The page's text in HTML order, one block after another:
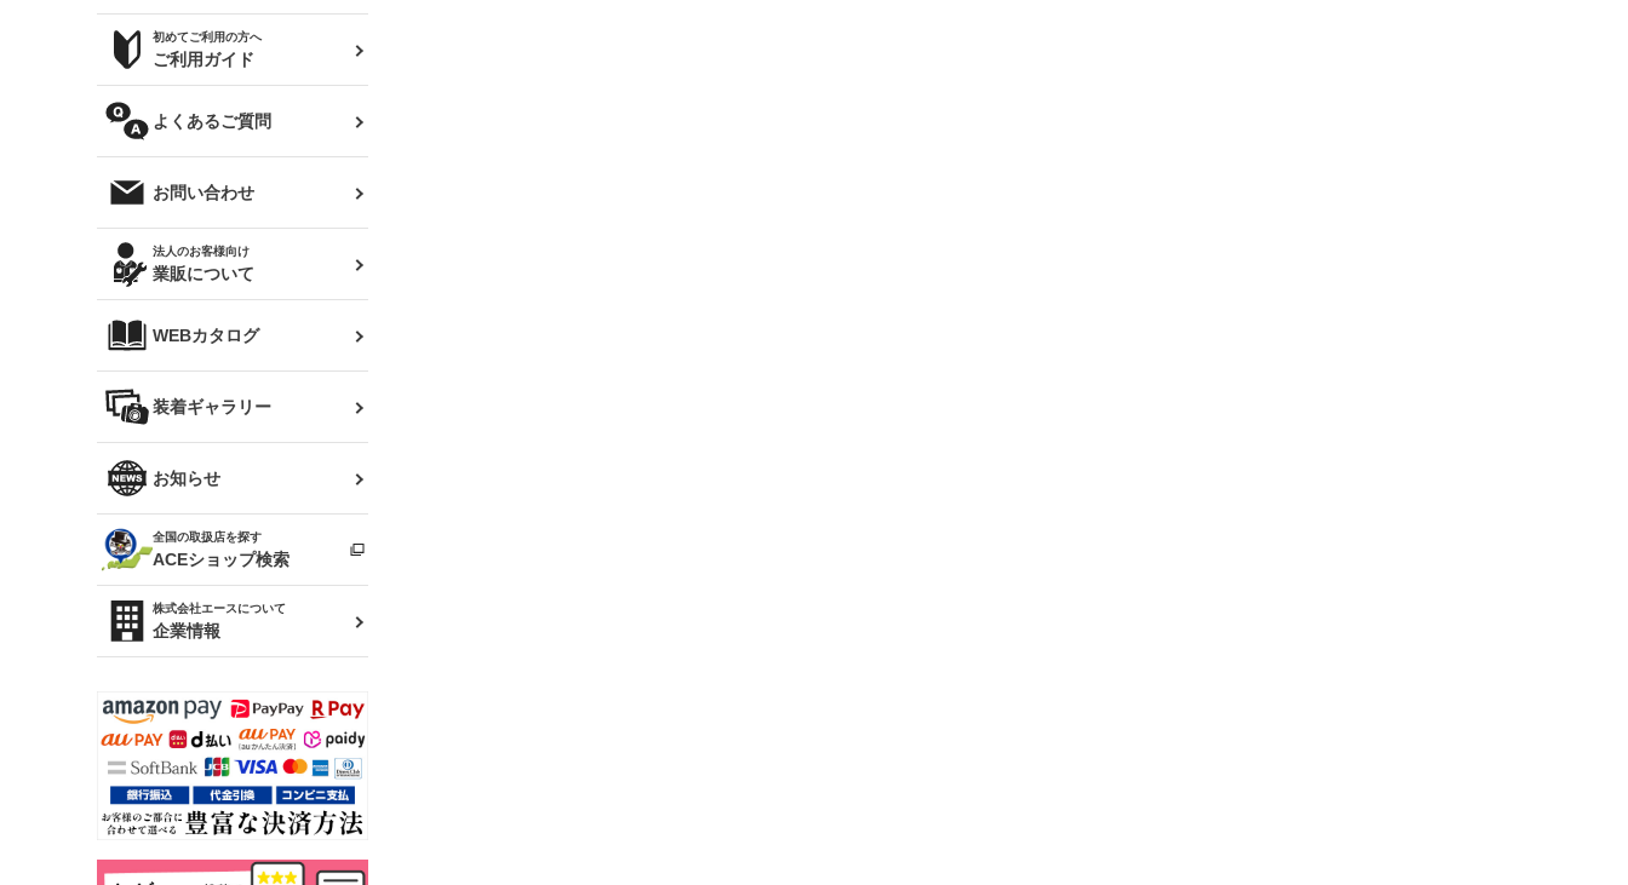
外装・補修パーツ
オリジンアーム(足回り)
レンズ
マフラー
リアゲート
メンテナンスパーツ
JZX110 マークⅡ
ハイエース
レビン
トレノ
マークX
クラウン
クラウンマジェスタ
アリスト
ソアラ
アルテッツァ
プロボックス
RAV4
シルビア S15
180SX
ワンビア
Z32 フェアレディZ
R34 スカイライン
スカイライン
（ER34/R33/ECR33/R32）
キャラバン
ローレル
セフィーロ
三菱
デリカ D:5
軽自動車
汎用
サマータイヤ
ジムニー用タイヤ
ハイエース・バン用タイ
ホイールナット
トップス(長袖)
パーカー
オーバーオール(つなぎ)
タオル
帽子
バッグ
ファッション小物
雑貨・ステーショナリー
ベビー用品
ログインする
お気に入りリスト
クーポンを見る
閲覧履歴
ニュースレターお申し込み
初めてご利用の方へ
ご利用ガイド
よくあるご質問
お問い合わせ
法人のお客様向け
業販について
WEBカタログ
装着ギャラリー
お知らせ
全国の取扱店を探す
ACEショップ検索
株式会社エースについて
企業情報